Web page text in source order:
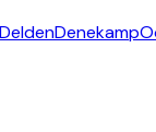
DeldenDenekamp